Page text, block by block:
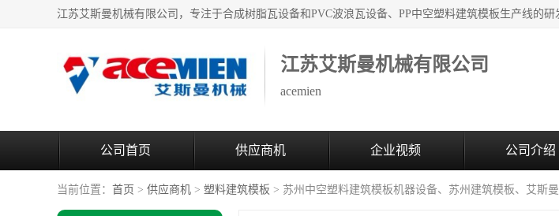
江苏艾斯曼机械有限公司
acemien
公司首页 供应商机 企业视频 公司介绍
当前位置： 首页 > 供应商机 > 塑料建筑模板 > 苏州中空塑料建筑模板机器设备、苏州建筑模板、艾斯曼